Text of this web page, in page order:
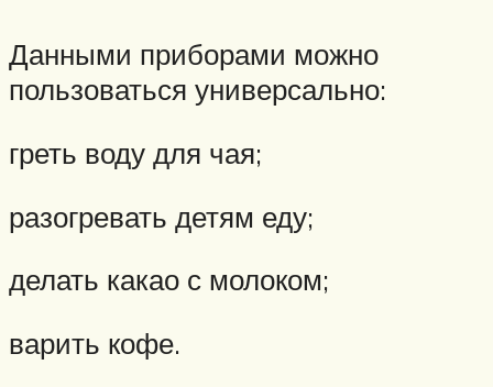
Данными приборами можно
пользоваться универсально:
греть воду для чая;
разогревать детям еду;
делать какао с молоком;
варить кофе.